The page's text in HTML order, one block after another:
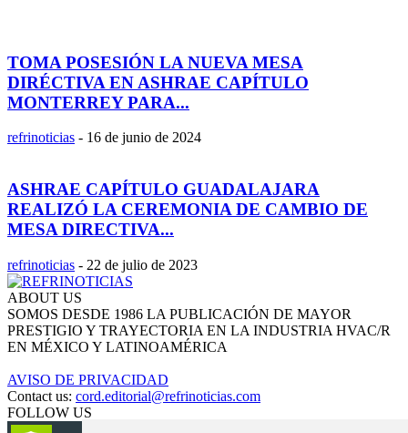
TOMA POSESIÓN LA NUEVA MESA
DIRÉCTIVA EN ASHRAE CAPÍTULO
MONTERREY PARA...
refrinoticias - 16 de junio de 2024
ASHRAE CAPÍTULO GUADALAJARA
REALIZÓ LA CEREMONIA DE CAMBIO DE
MESA DIRECTIVA...
refrinoticias - 22 de julio de 2023
ABOUT US
SOMOS DESDE 1986 LA PUBLICACIÓN DE MAYOR
PRESTIGIO Y TRAYECTORIA EN LA INDUSTRIA HVAC/R
EN MÉXICO Y LATINOAMÉRICA
AVISO DE PRIVACIDAD
Contact us: cord.editorial@refrinoticias.com
FOLLOW US